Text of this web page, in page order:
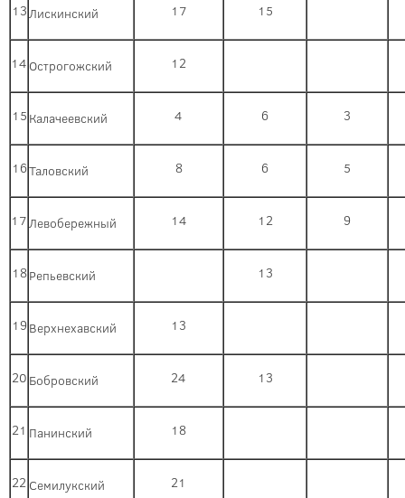
13Лискинский 17 15
14 Острогожский 12
15 Калачеевский 4 6 3
16Таловский 8 6 5
17Левобережный 14 12 9
18Репьевский 13
19 Верхнехавский 13
20 Бобровский 24 13
21 Панинский 18
22 Семилукский 21